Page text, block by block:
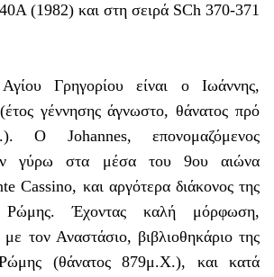
(1982) και στη σειρά SCh 370-371
Γρηγορίου είναι ο Ιωάννης,
γέννησης άγνωστο, θάνατος πρό
Ο Johannes, επονομαζόμενος
γύρω στα μέσα του 9ου αιώνα
Cassino, και αργότερα διάκονος της
Ρώμης. Έχοντας καλή μόρφωση,
τον Αναστάσιο, βιβλιοθηκάριο της
(θάνατος 879μ.Χ.), και κατά